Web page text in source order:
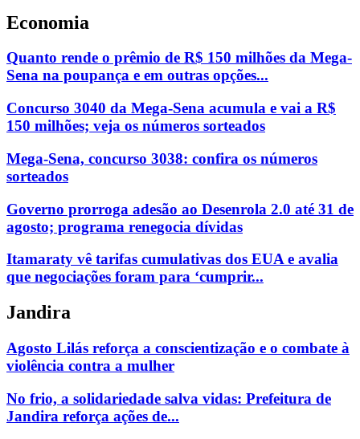
Economia
Quanto rende o prêmio de R$ 150 milhões da Mega-
Sena na poupança e em outras opções...
Concurso 3040 da Mega-Sena acumula e vai a R$
150 milhões; veja os números sorteados
Mega-Sena, concurso 3038: confira os números
sorteados
Governo prorroga adesão ao Desenrola 2.0 até 31 de
agosto; programa renegocia dívidas
Itamaraty vê tarifas cumulativas dos EUA e avalia
que negociações foram para ‘cumprir...
Jandira
Agosto Lilás reforça a conscientização e o combate à
violência contra a mulher
No frio, a solidariedade salva vidas: Prefeitura de
Jandira reforça ações de...